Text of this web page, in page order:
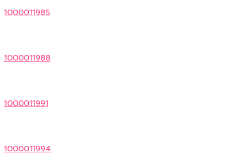
1000011985
1000011988
1000011991
1000011994